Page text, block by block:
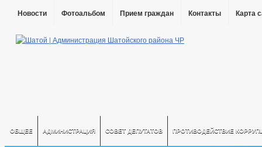
Новости Фотоальбом Прием граждан Контакты Карта
ОБЩЕЕ АДМИНИСТРАЦИЯ СОВЕТ ДЕПУТАТОВ ПРОТИВОДЕЙСТВИЕ